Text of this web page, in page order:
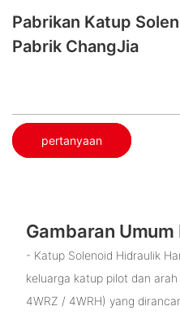
Pabrikan Katup
Pabrik ChangJia
pertanyaan
Gambaran Umum
- Katup Solenoid Hidraulik
keluarga katup pilot dan
4WRZ / 4WRH) yang